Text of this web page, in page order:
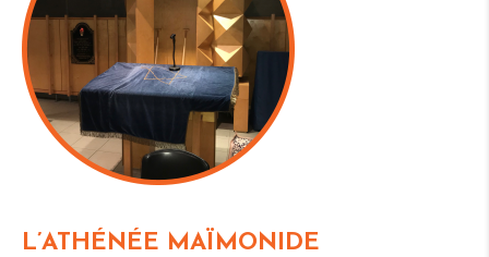
L’ATHÉNÉE MAÏMONIDE